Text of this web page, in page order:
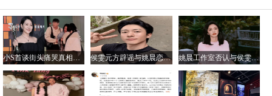
小S首谈街头痛哭真相：节目收官遇惊喜 思念姐姐致情绪崩溃 侯雯元方辟谣与姚晨恋情传闻：拒绝编造，抵制谣言 姚晨工作室否认与侯雯元恋情传闻：纯属虚构，呼吁理性看待